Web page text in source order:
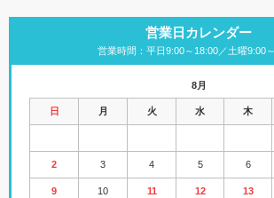
営業日カレンダー
営業時間：平日9:00～18:00／土曜9:00
8月
日 月 火 水 木
2 3 4 5 6
9 10 11 12 13